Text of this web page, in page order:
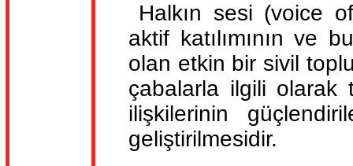
Halkın sesi (voice
aktif katılımının ve
olan etkin bir sivil
çabalarla ilgili olarak
ilişkilerinin
geliştirilmesidir.